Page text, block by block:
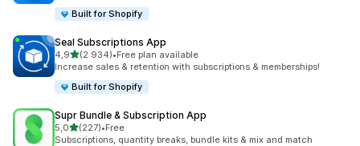
Built for Shopify
Seal Subscriptions App
4,9z 5 hvězd
(2 934)
Celkový počet recenzí: 2934
•Free plan available
Increase sales & retention with subscriptions & memberships!
Built for Shopify
Supr Bundle & Subscription App
5,0z 5 hvězd
(227)
Celkový počet recenzí: 227
•Free
Subscriptions, quantity breaks, bundle kits & mix and match